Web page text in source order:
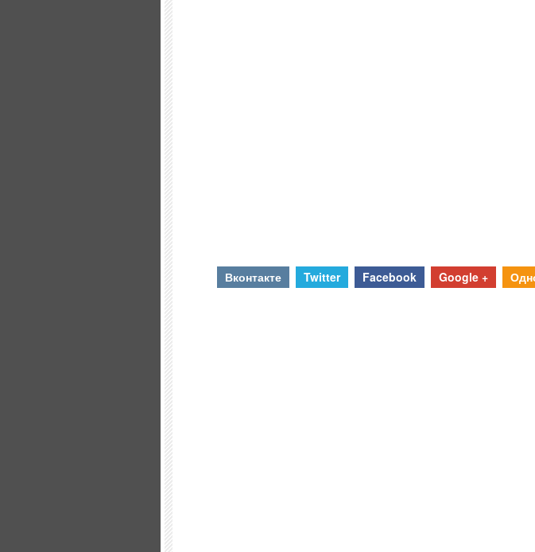
Вконтакте Twitter Facebook Google +